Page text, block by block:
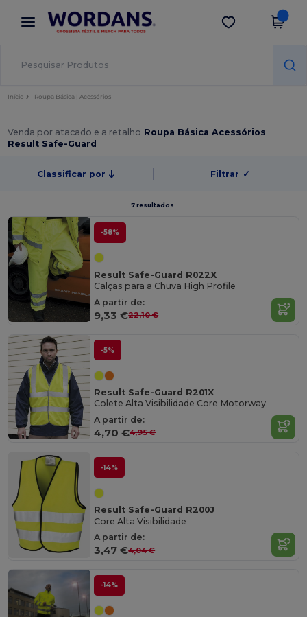
× App Wordans
Melhores preços na app!
Obter app
Início Roupa Básica | Acessórios
Venda por atacado e a retalho Roupa Básica Acessórios
Result Safe-Guard
Classificar por Filtrar ✓
7 resultados.
-58%
Result Safe-Guard R022X
Calças para a Chuva High Profile
A partir de:
9,33 €22,10 €
-5%
Result Safe-Guard R201X
Colete Alta Visibilidade Core Motorway
A partir de:
4,70 €4,95 €
-14%
Result Safe-Guard R200J
Core Alta Visibilidade
A partir de:
3,47 €4,04 €
-14%